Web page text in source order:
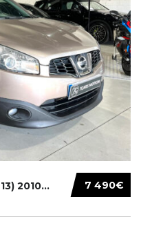
7 490€
2010...